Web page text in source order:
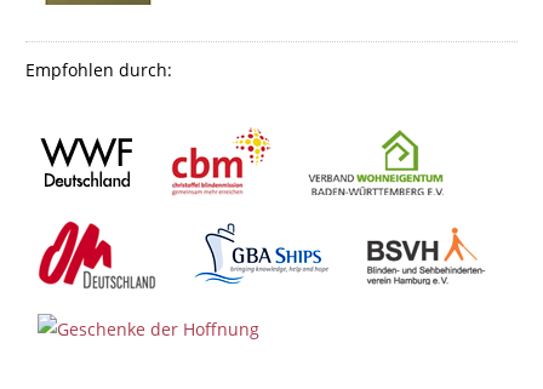
Empfohlen durch: